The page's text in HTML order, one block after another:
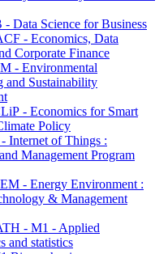
Data Science for Business
- Economics, Data
Corporate Finance
- Environmental
and Sustainability
- Economics for Smart
Policy
Internet of Things :
Management Program
- Energy Environment :
& Management
- M1 - Applied
and statistics